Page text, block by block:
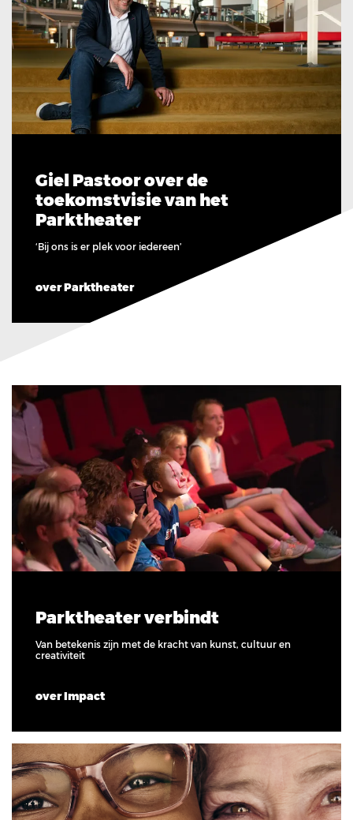
Giel Pastoor over de
toekomstvisie van het
Parktheater
‘Bij ons is er plek voor iedereen’
over Parktheater
Parktheater verbindt
Van betekenis zijn met de kracht van kunst, cultuur en
creativiteit
over Impact